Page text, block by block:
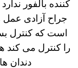
کننده بالفور
جراح آزادی
است که کنترل
را کنترل می کند
دندان